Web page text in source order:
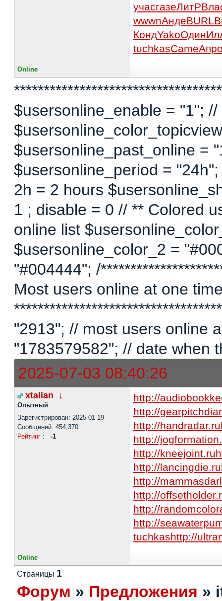
учасгазеЛитР
wwwnАндеBURL
КондYakoОдин
tuchkasCame
Online
$usersonline_enable = "1";
$usersonline_past_online =
$usersonline_period =
2h = 2 hours
1 ; disable = 0 // ** Colored
online list
$usersonline_color_2 =
"#004444"; /
Most users online at one
"2913"; // most users online
"1783579582"; // date when
2025-07-03 08:40:26
xtalian ↓
Опытный
Зарегистрирован: 2025-01-19
Сообщений: 454,370
Рейтинг : -1
http://
http://
http://handradar.ru
http://
http://kneejoint.ru
http://lancingdie.ru
http://
http://
http://
http://
tuchkashttp://
Online
Страницы 1
Форум » Предложения »